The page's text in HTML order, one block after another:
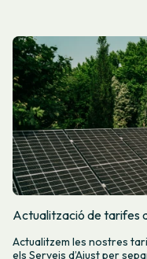
Actualització de tarifes
Actualitzem les nostres
els Serveis d’Ajust per